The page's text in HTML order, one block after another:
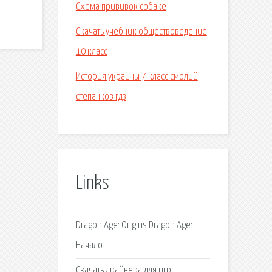
Схема прививок собаке
Скачать учебник обществоведение
10 класс
История украины 7 класс смолий
степанков гдз
Links
Dragon Age: Origins Dragon Age:
Начало.